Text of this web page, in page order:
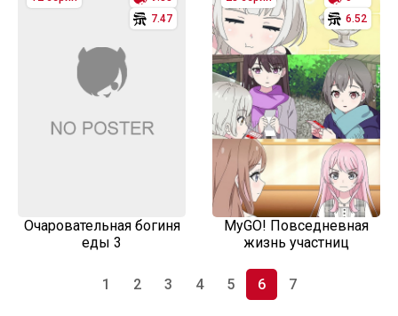
7.47
Очаровательная богиня
еды 3
6.52
MyGO! Повседневная
жизнь участниц
1 2 3 4 5 6 7